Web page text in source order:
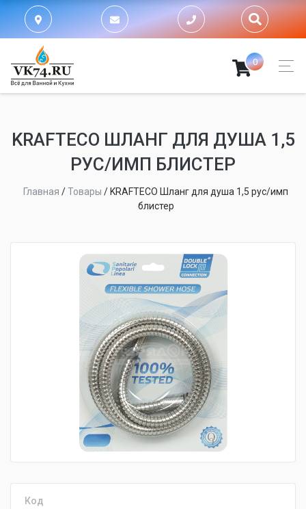
0
KRAFTECO ШЛАНГ ДЛЯ ДУША 1,5
РУС/ИМП БЛИСТЕР
Главная /Товары / KRAFTECO Шланг для душа 1,5 рус/имп
блистер
Код